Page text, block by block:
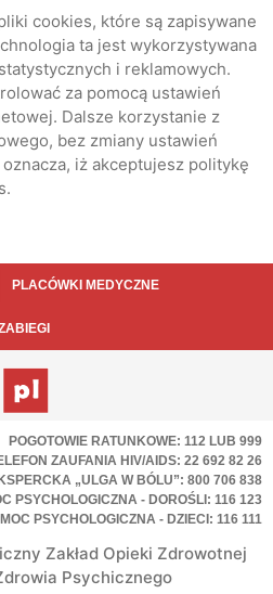
cookies, które są zapisywane
ta jest wykorzystywana
i reklamowych.
za pomocą ustawień
Dalsze korzystanie z
bez zmiany ustawień
iż akceptujesz politykę
PLACÓWKI MEDYCZNE
POGOTOWIE RATUNKOWE: 112 LUB 999
ZAUFANIA HIV/AIDS: 22 692 82 26
„ULGA W BÓLU”: 800 706 838
PSYCHOLOGICZNA - DOROŚLI: 116 123
PSYCHOLOGICZNA - DZIECI: 116 111
Zakład Opieki Zdrowotnej
Psychicznego